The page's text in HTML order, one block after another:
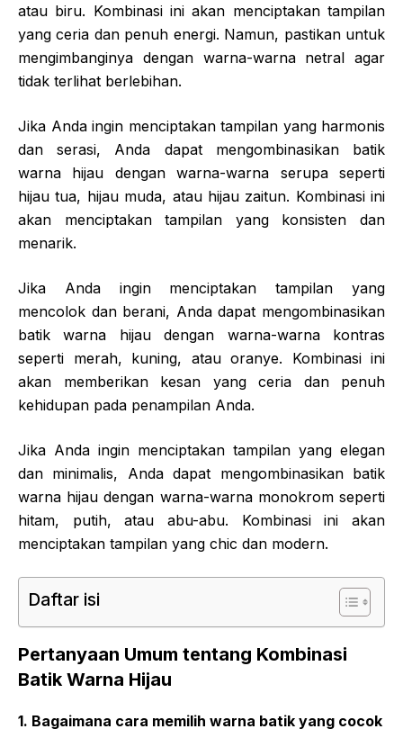
atau biru. Kombinasi ini akan menciptakan tampilan
yang ceria dan penuh energi. Namun, pastikan untuk
mengimbanginya dengan warna-warna netral agar
tidak terlihat berlebihan.
Jika Anda ingin menciptakan tampilan yang harmonis
dan serasi, Anda dapat mengombinasikan batik
warna hijau dengan warna-warna serupa seperti
hijau tua, hijau muda, atau hijau zaitun. Kombinasi ini
akan menciptakan tampilan yang konsisten dan
menarik.
Jika Anda ingin menciptakan tampilan yang
mencolok dan berani, Anda dapat mengombinasikan
batik warna hijau dengan warna-warna kontras
seperti merah, kuning, atau oranye. Kombinasi ini
akan memberikan kesan yang ceria dan penuh
kehidupan pada penampilan Anda.
Jika Anda ingin menciptakan tampilan yang elegan
dan minimalis, Anda dapat mengombinasikan batik
warna hijau dengan warna-warna monokrom seperti
hitam, putih, atau abu-abu. Kombinasi ini akan
menciptakan tampilan yang chic dan modern.
Daftar isi
Pertanyaan Umum tentang Kombinasi
Batik Warna Hijau
1. Bagaimana cara memilih warna batik yang cocok